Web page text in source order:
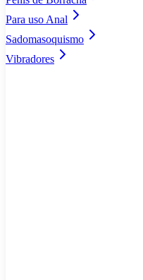
Para uso Anal
Sadomasoquismo
Vibradores